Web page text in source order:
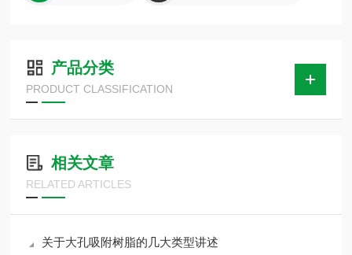
产品分类
PRODUCT CLASSIFICATION
相关文章
RELATED ARTICLES
关于大孔吸附树脂的几大类型讲述